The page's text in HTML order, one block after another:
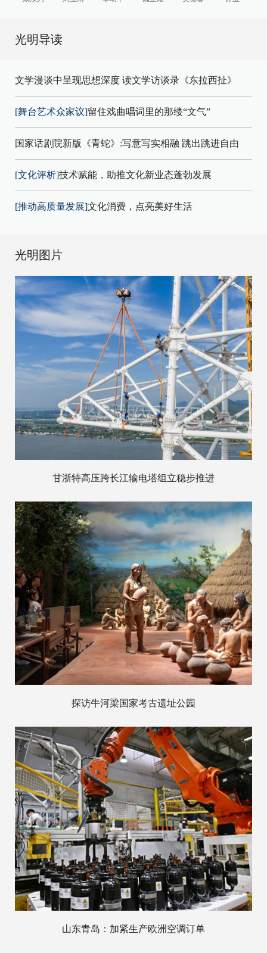
光明导读
文学漫谈中呈现思想深度 读文学访谈录《东拉西扯》
[舞台艺术众家议]留住戏曲唱词里的那缕“文气”
国家话剧院新版《青蛇》:写意写实相融 跳出跳进自由
[文化评析]技术赋能，助推文化新业态蓬勃发展
[推动高质量发展]文化消费，点亮美好生活
光明图片
甘浙特高压跨长江输电塔组立稳步推进
探访牛河梁国家考古遗址公园
山东青岛：加紧生产欧洲空调订单